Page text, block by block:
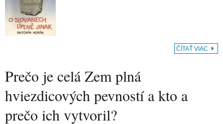
ČÍTAŤ VIAC
Prečo je celá Zem plná
hviezdicových pevností a kto a
prečo ich vytvoril?